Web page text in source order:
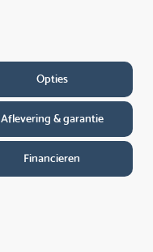
Opties
Aflevering & garantie
Financieren